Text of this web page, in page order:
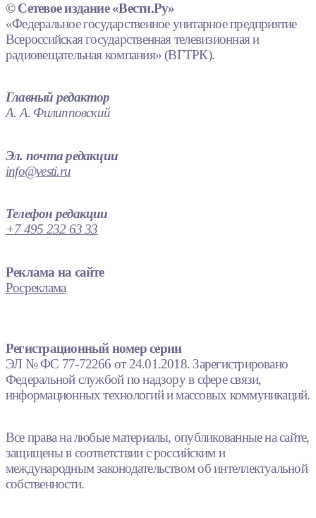
© Сетевое издание «Вести.Ру»
«Федеральное государственное унитарное предприятие
Всероссийская государственная телевизионная и
радиовещательная компания» (ВГТРК).
Главный редактор
А. А. Филипповский
Эл. почта редакции
info@vesti.ru
Телефон редакции
+7 495 232 63 33
Реклама на сайте
Росреклама
Регистрационный номер серии
ЭЛ № ФС 77-72266 от 24.01.2018. Зарегистрировано
Федеральной службой по надзору в сфере связи,
информационных технологий и массовых коммуникаций.
Все права на любые материалы, опубликованные на сайте,
защищены в соответствии с российским и
международным законодательством об интеллектуальной
собственности.